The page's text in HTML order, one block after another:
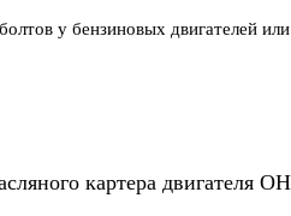
у бензиновых двигателей
картера двигателя